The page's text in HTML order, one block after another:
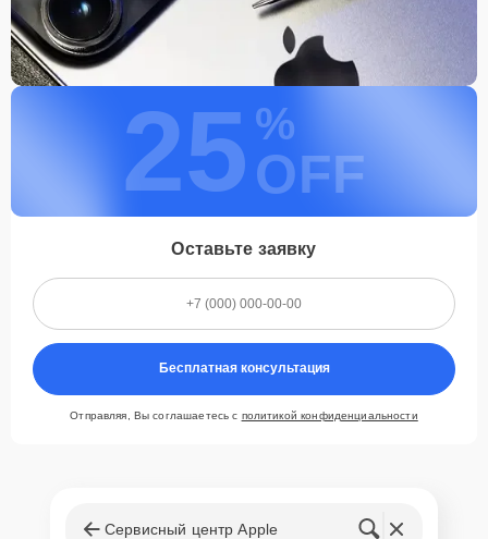
25 %
OFF
Оставьте заявку
Бесплатная консультация
Отправляя, Вы соглашаетесь с политикой конфиденциальности
Сервисный центр Apple